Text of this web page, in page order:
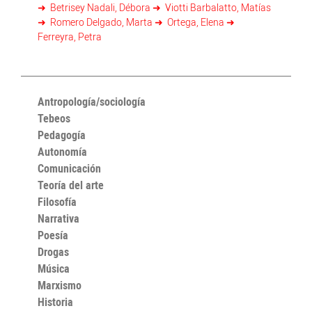
Betrisey Nadali, Débora
Viotti Barbalatto, Matías
Romero Delgado, Marta
Ortega, Elena
Ferreyra, Petra
Antropología/sociología
Tebeos
Pedagogía
Autonomía
Comunicación
Teoría del arte
Filosofía
Narrativa
Poesía
Drogas
Música
Marxismo
Historia